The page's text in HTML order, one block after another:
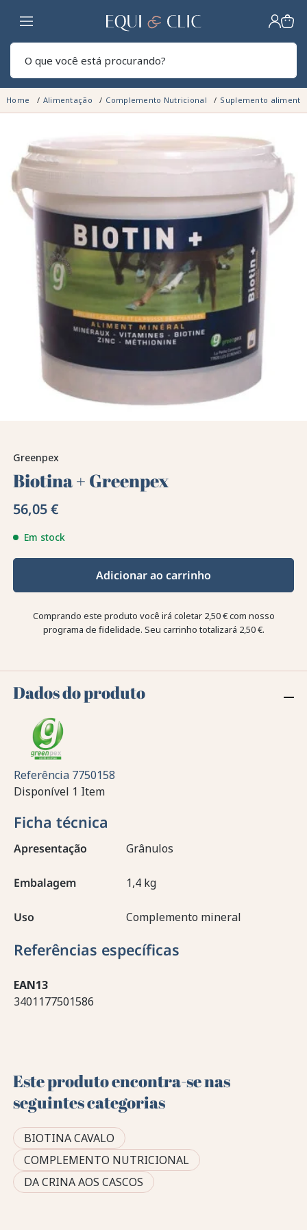
Lar
Home Alimentação Complemento Nutricional Suplemento
Greenpex
Biotina + Greenpex
56,05 €
Em stock
Adicionar ao carrinho
Comprando este produto você irá coletar 2,50 €com nosso
programa de fidelidade. Seu carrinho totalizará 2,50 €.
Dados do produto
Referência 7750158
Disponível 1 Item
Ficha técnica
Apresentação Grânulos
Embalagem 1,4 kg
Uso Complemento mineral
Referências específicas
EAN13
3401177501586
Este produto encontra-se nas
seguintes categorias
BIOTINA CAVALO
COMPLEMENTO NUTRICIONAL
DA CRINA AOS CASCOS